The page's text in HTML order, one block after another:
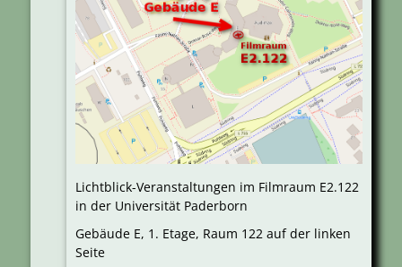
Lichtblick-Veranstaltungen im Filmraum E2.122
in der Universität Paderborn
Gebäude E, 1. Etage, Raum 122 auf der linken
Seite